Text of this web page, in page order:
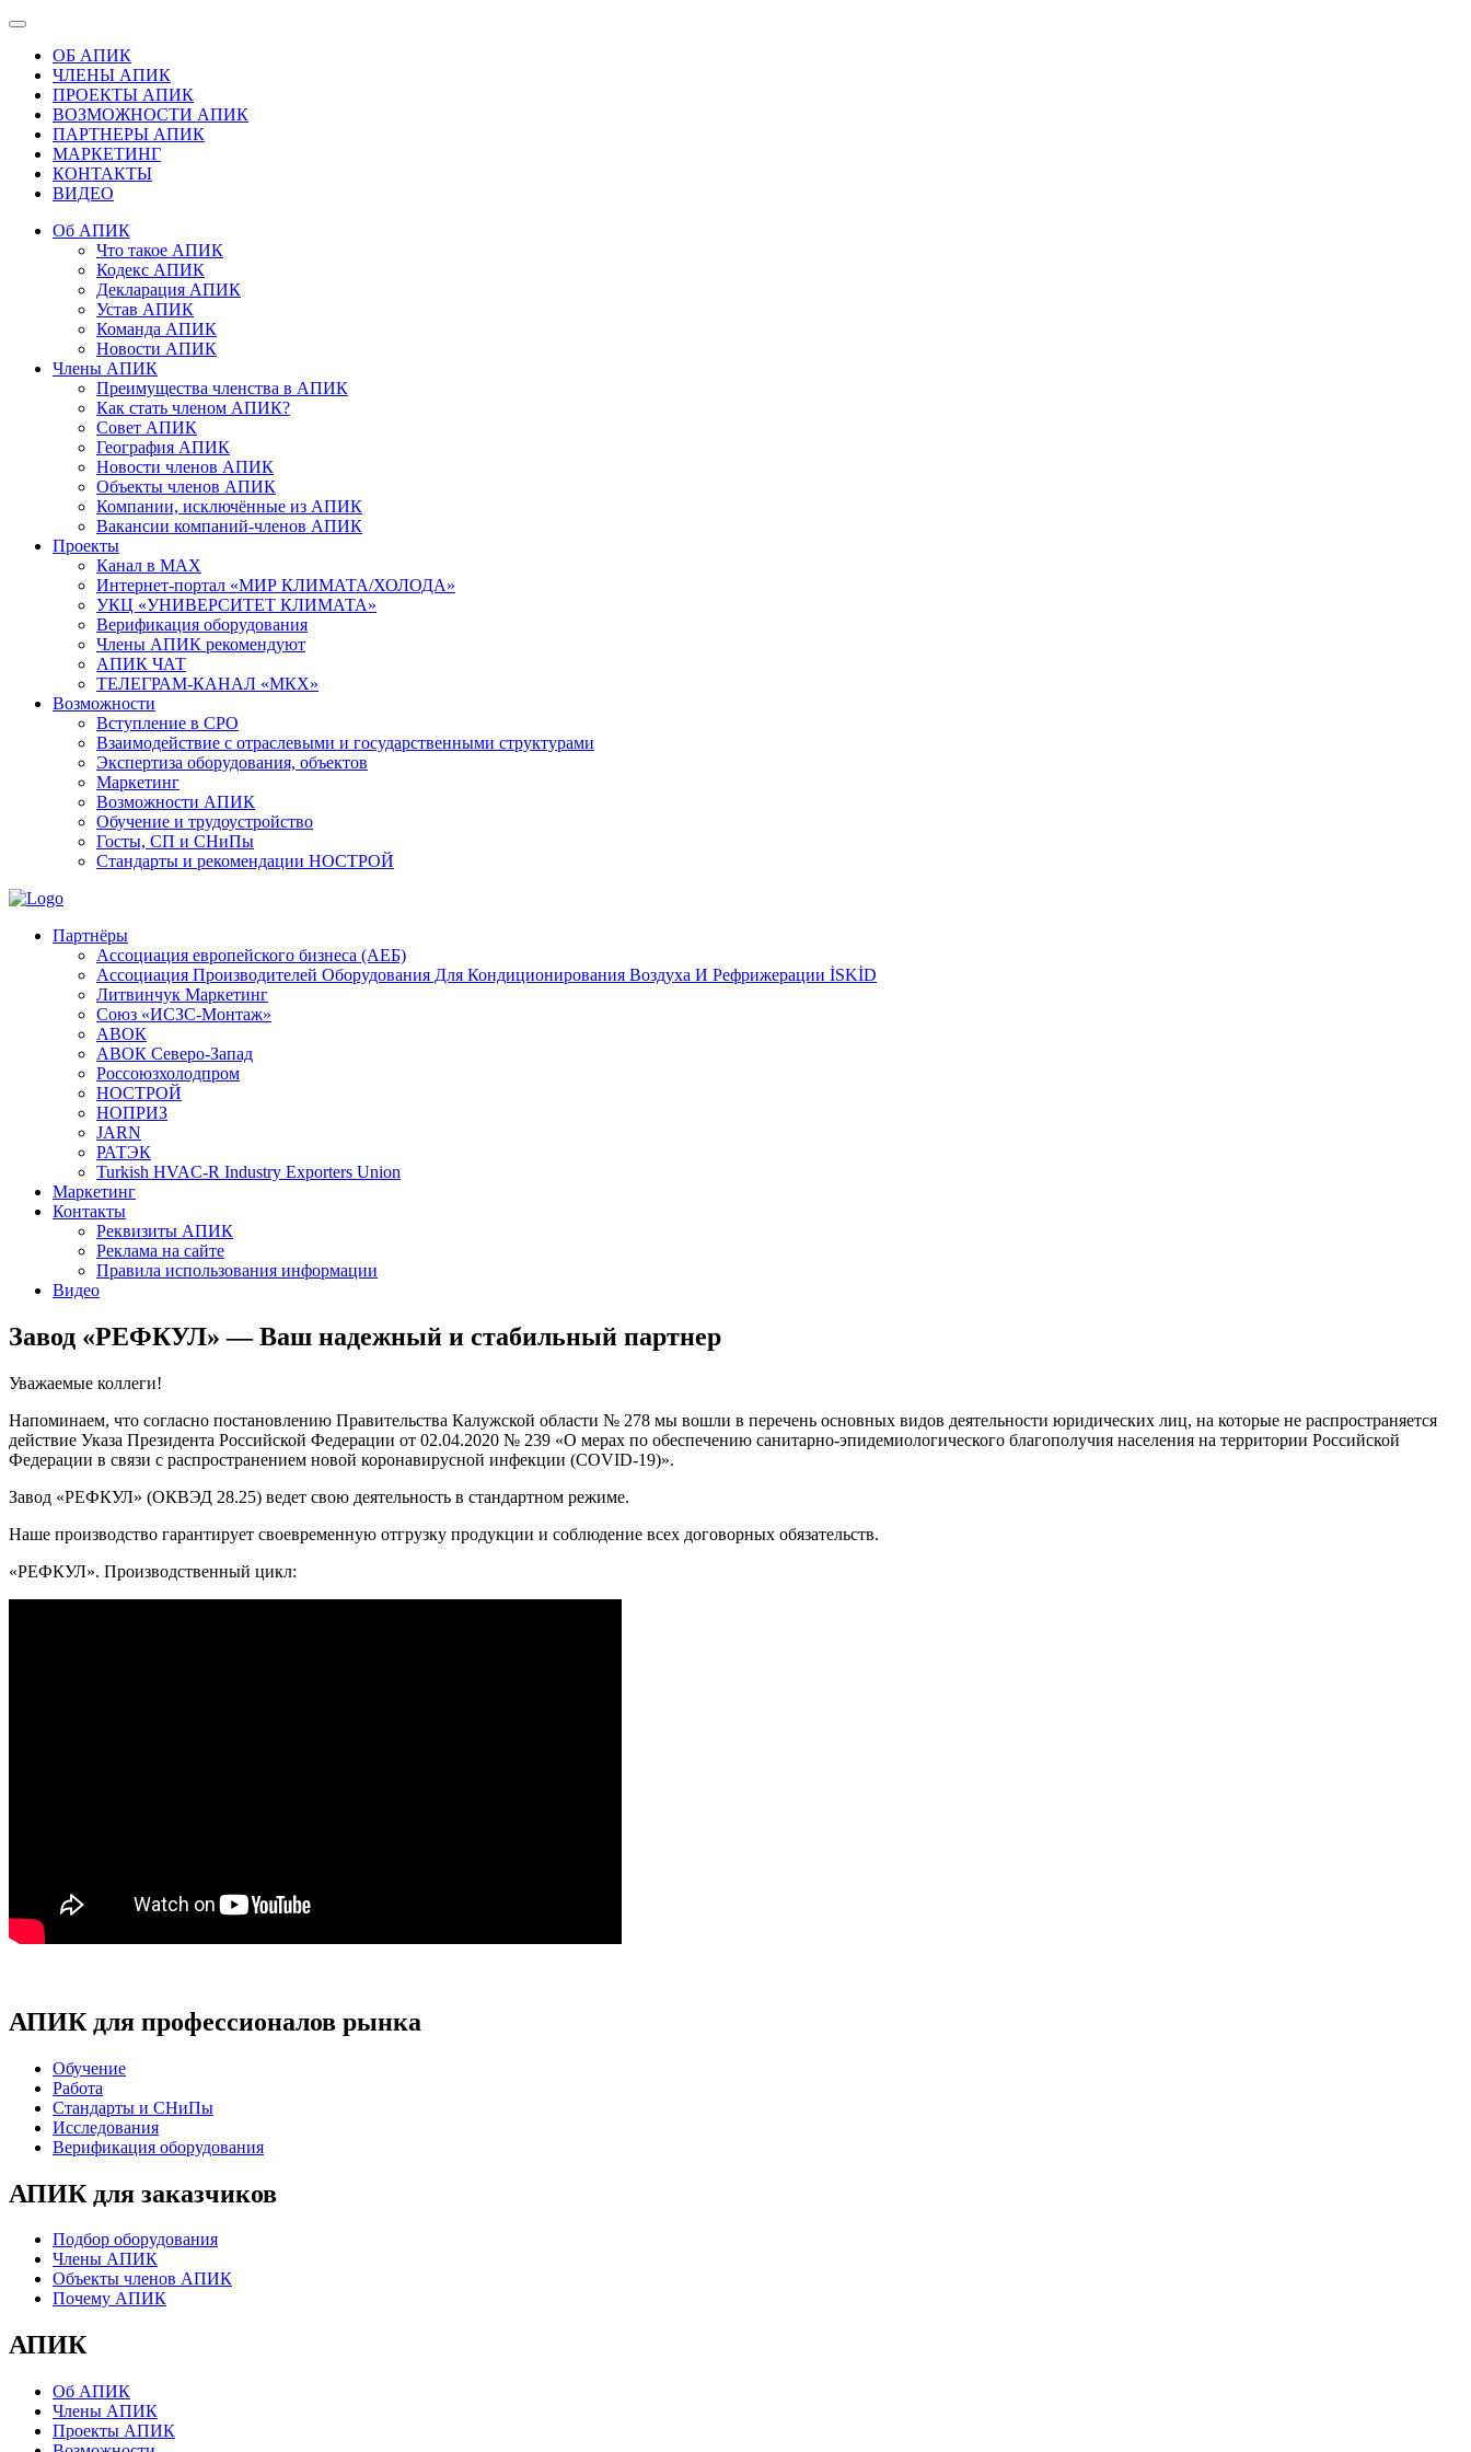
ОБ АПИК
ЧЛЕНЫ АПИК
ПРОЕКТЫ АПИК
ВОЗМОЖНОСТИ АПИК
ПАРТНЕРЫ АПИК
МАРКЕТИНГ
КОНТАКТЫ
ВИДЕО
Об АПИК
Что такое АПИК
Кодекс АПИК
Декларация АПИК
Устав АПИК
Команда АПИК
Новости АПИК
Члены АПИК
Преимущества членства в АПИК
Как стать членом АПИК?
Совет АПИК
География АПИК
Новости членов АПИК
Объекты членов АПИК
Компании, исключённые из АПИК
Вакансии компаний-членов АПИК
Проекты
Канал в MAX
Интернет-портал «МИР КЛИМАТА/ХОЛОДА»
УКЦ «УНИВЕРСИТЕТ КЛИМАТА»
Верификация оборудования
Члены АПИК рекомендуют
АПИК ЧАТ
ТЕЛЕГРАМ-КАНАЛ «МКХ»
Возможности
Вступление в СРО
Взаимодействие с отраслевыми и государственными структурами
Экспертиза оборудования, объектов
Маркетинг
Возможности АПИК
Обучение и трудоустройство
Госты, СП и СНиПы
Стандарты и рекомендации НОСТРОЙ
Партнёры
Ассоциация европейского бизнеса (АЕБ)
Aссоциация Производителей Оборудования Для Кондиционирования Воздуха И Рефрижерации İSKİD
Литвинчук Маркетинг
Союз «ИСЗС-Монтаж»
АВОК
АВОК Северо-Запад
Россоюзхолодпром
НОСТРОЙ
НОПРИЗ
JARN
РАТЭК
Turkish HVAC-R Industry Exporters Union
Маркетинг
Контакты
Реквизиты АПИК
Реклама на сайте
Правила использования информации
Видео
Завод «РЕФКУЛ» — Ваш надежный и стабильный партнер
Уважаемые коллеги!
Напоминаем, что согласно постановлению Правительства Калужской области № 278 мы вошли в перечень основных видов деятельности юридических лиц, на которые не распространяется
действие Указа Президента Российской Федерации от 02.04.2020 № 239 «О мерах по обеспечению санитарно-эпидемиологического благополучия населения на территории Российской
Федерации в связи с распространением новой коронавирусной инфекции (COVID-19)».
Завод «РЕФКУЛ» (ОКВЭД 28.25) ведет свою деятельность в стандартном режиме.
Наше производство гарантирует своевременную отгрузку продукции и соблюдение всех договорных обязательств.
«РЕФКУЛ». Производственный цикл:
АПИК для профессионалов рынка
Обучение
Работа
Стандарты и СНиПы
Исследования
Верификация оборудования
АПИК для заказчиков
Подбор оборудования
Члены АПИК
Объекты членов АПИК
Почему АПИК
АПИК
Об АПИК
Члены АПИК
Проекты АПИК